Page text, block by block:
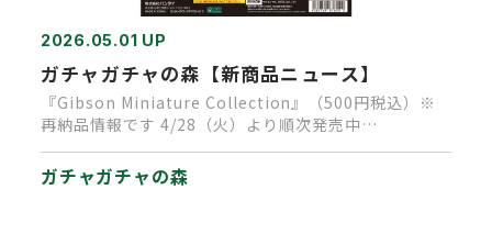
2026.05.01 UP
ガチャガチャの森【新商品ニュース】
『Gibson Miniature Collection』（500円税込）※
再納品情報です 4/28（火）より順次発売中…
ガチャガチャの森